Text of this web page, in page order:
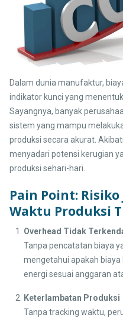
Dalam dunia manufaktur,
indikator kunci yang
Sayangnya, banyak
sistem yang mampu
produksi secara akurat.
menyadari potensi kerugian
produksi sehari-hari.
Pain Point: Risiko
Waktu Produksi
Overhead Tidak
Tanpa pencatatan biaya
mengetahui apakah biaya
energi sesuai anggaran
Keterlambatan Produksi
Tanpa tracking waktu,